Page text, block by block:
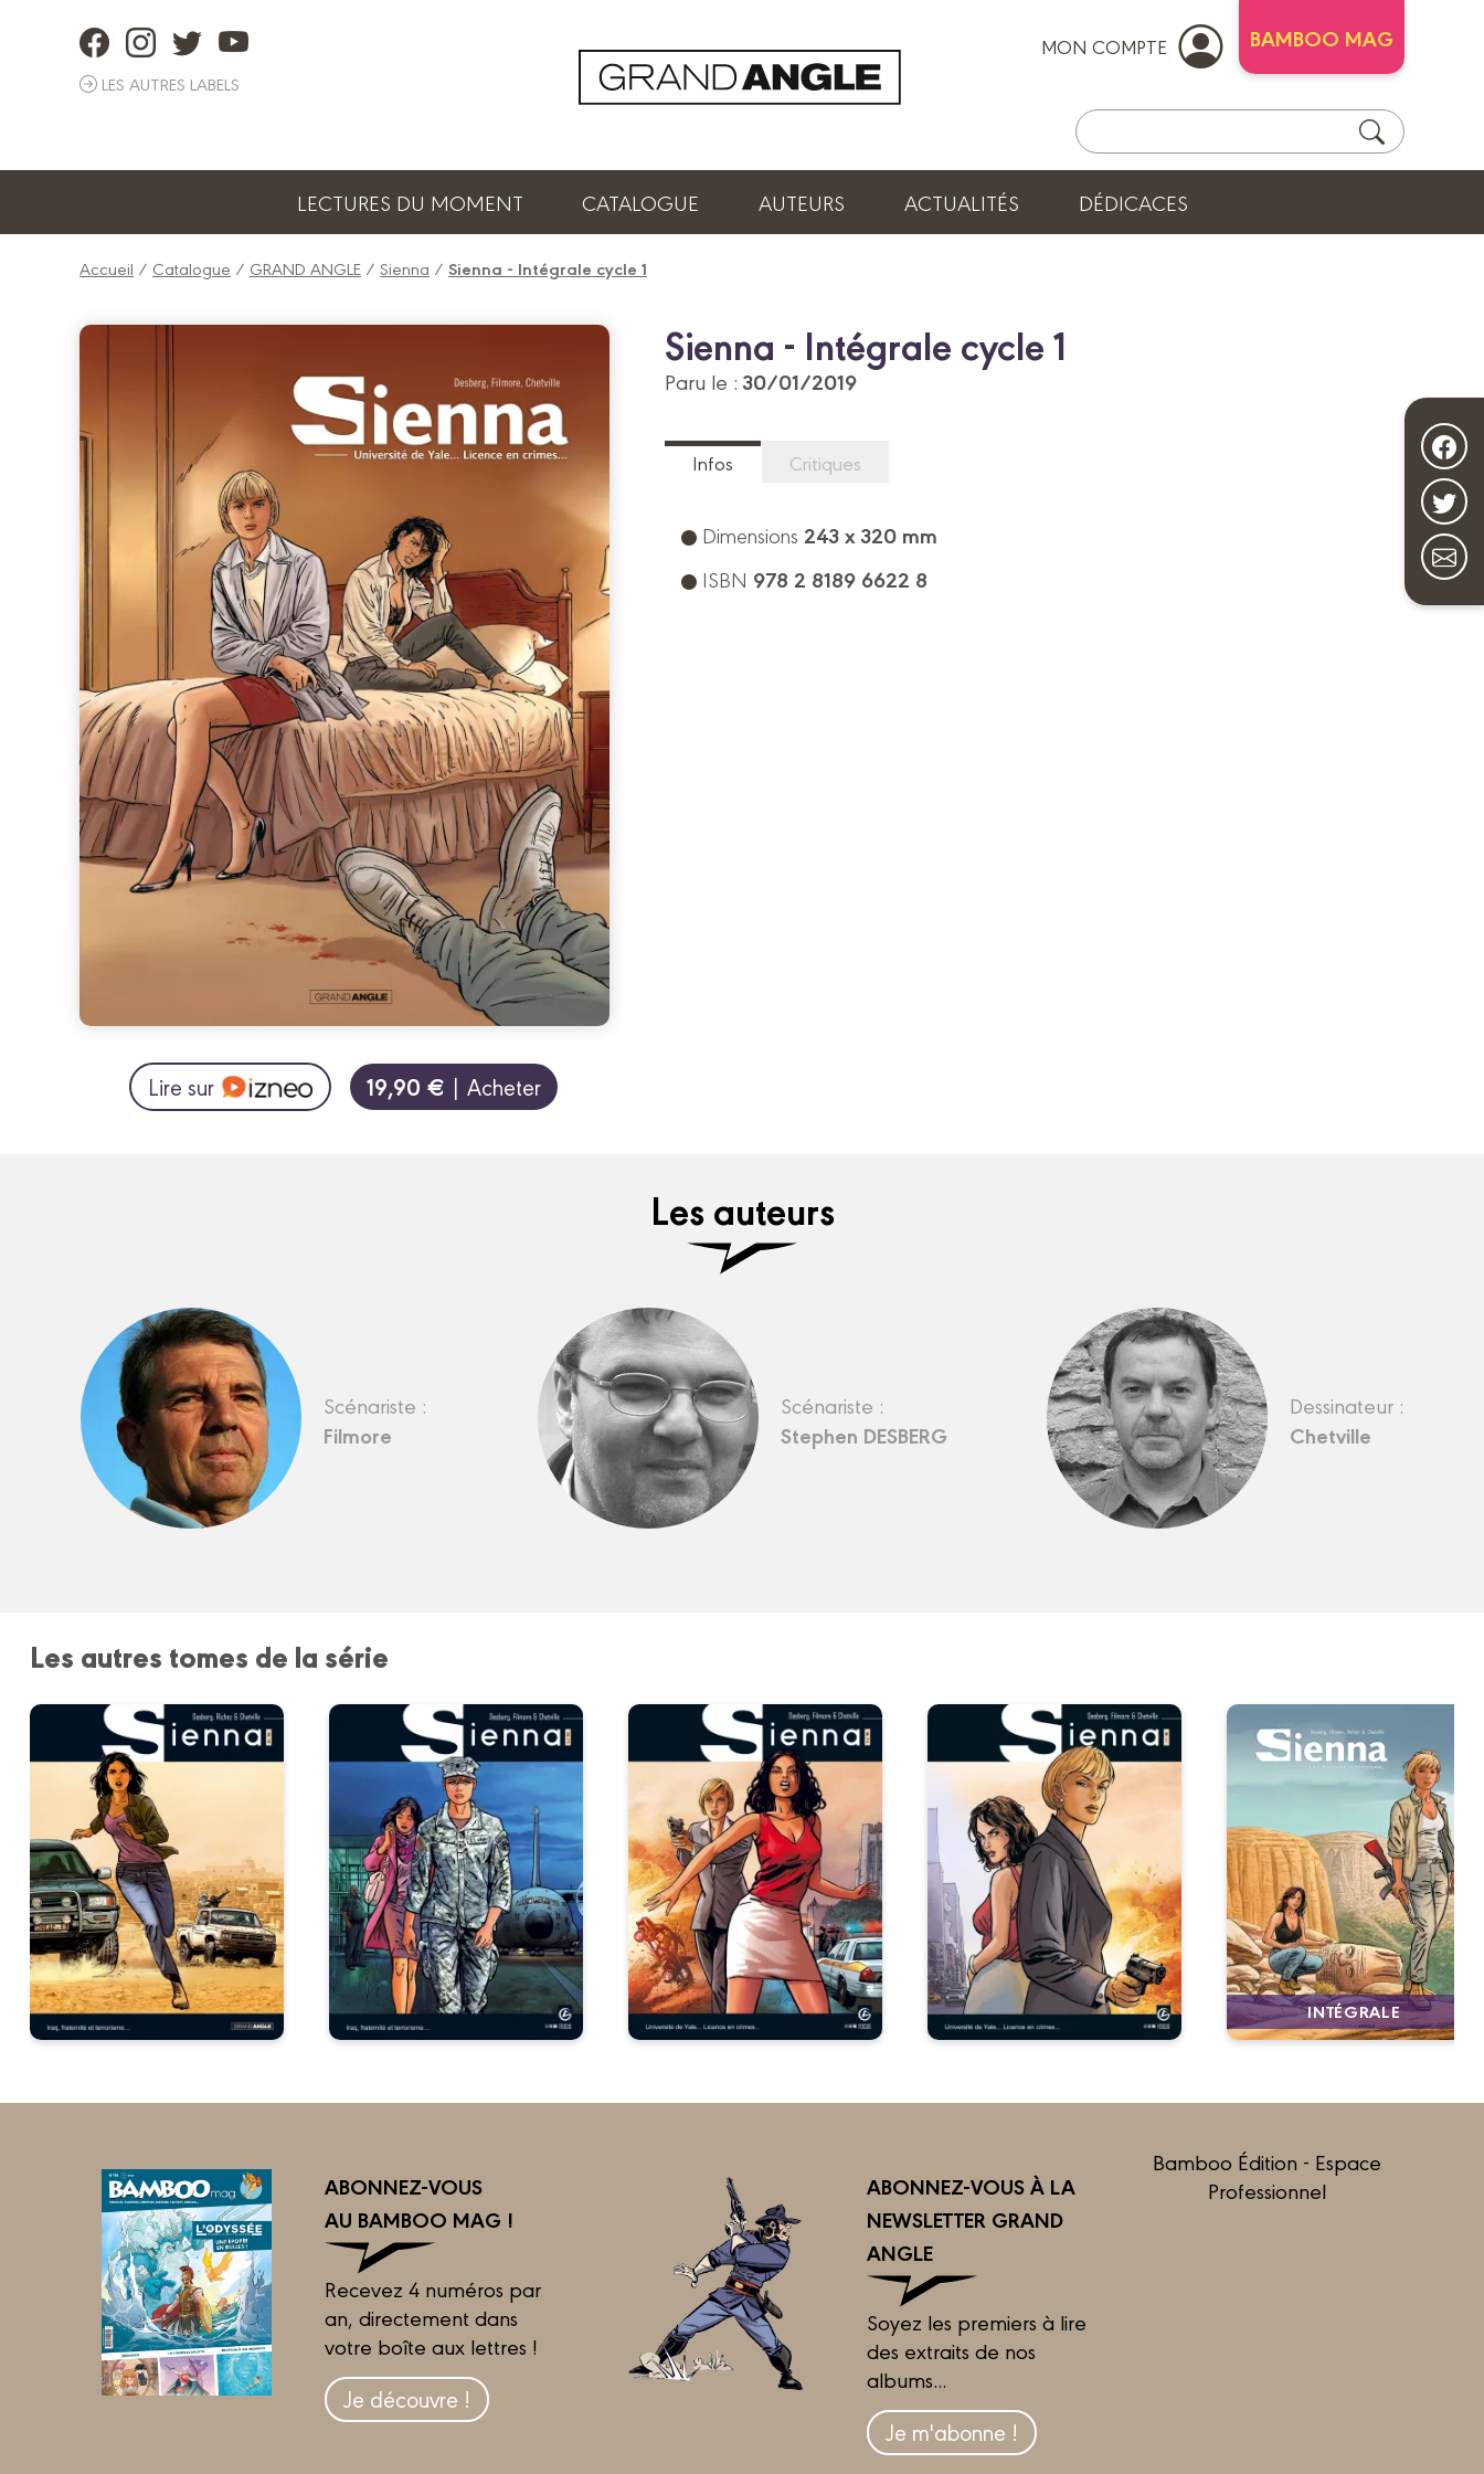
LES AUTRES LABELS
MON COMPTE BAMBOO MAG
LECTURES DU MOMENT CATALOGUE AUTEURS ACTUALITÉS DÉDICACES
Accueil / Catalogue / GRAND ANGLE / Sienna / Sienna - Intégrale cycle 1
Lire sur 19,90 € | Acheter
Sienna - Intégrale cycle 1
Paru le :30/01/2019
Infos Critiques
Dimensions 243 x 320 mm
ISBN 978 2 8189 6622 8
Les auteurs
Scénariste :
Filmore
Scénariste :
Stephen DESBERG
Dessinateur :
Chetville
Les autres tomes de la série
INTÉGRALE
ABONNEZ-VOUS
AU BAMBOO MAG !
Recevez 4 numéros par
an, directement dans
votre boîte aux lettres !
Je découvre !
ABONNEZ-VOUS À LA
NEWSLETTER GRAND
ANGLE
Soyez les premiers à lire
des extraits de nos
albums...
Je m'abonne !
Bamboo Édition - Espace
Professionnel